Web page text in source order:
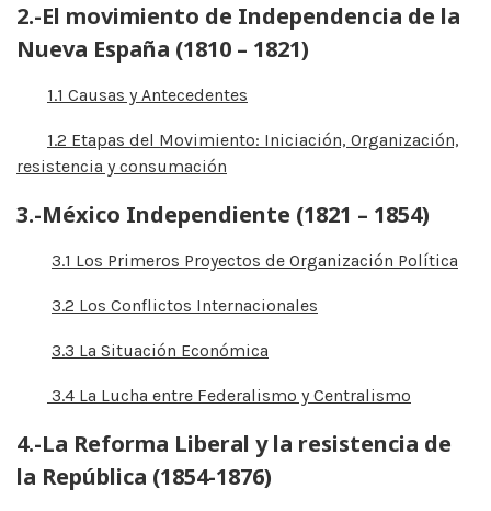
2.-El movimiento de Independencia de la
Nueva España (1810 – 1821)
1.1 Causas y Antecedentes
1.2 Etapas del Movimiento: Iniciación, Organización,
resistencia y consumación
3.-México Independiente (1821 – 1854)
3.1 Los Primeros Proyectos de Organización Política
3.2 Los Conflictos Internacionales
3.3 La Situación Económica
3.4 La Lucha entre Federalismo y Centralismo
4.-La Reforma Liberal y la resistencia de
la República (1854-1876)